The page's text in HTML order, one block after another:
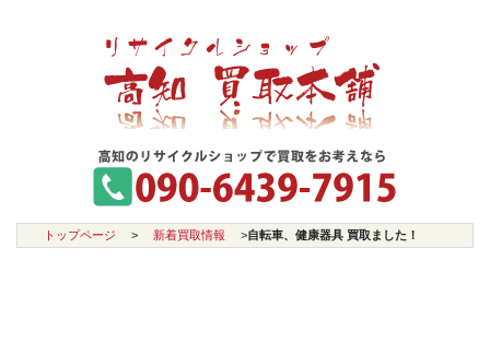
トップページ > 新着買取情報 >自転車、健康器具 買取ました！